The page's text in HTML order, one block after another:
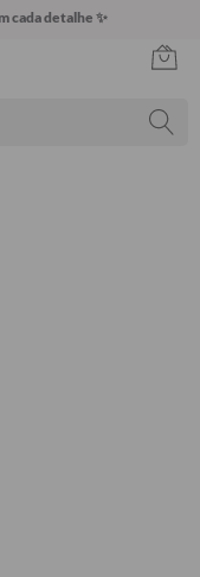
cada detalhe ✨